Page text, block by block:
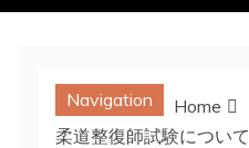
Navigation
Home
柔道整復師試験について